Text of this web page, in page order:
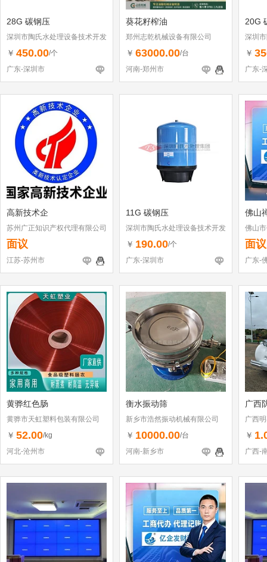
28G 碳钢压
深圳市陶氏水处理设备技术开发
有限公司
￥ 450.00/个
广东-深圳市
葵花籽榨油
郑州志乾机械设备有限公司
￥ 63000.00/台
河南-郑州市
20G
深圳
有限
￥
广东-
高新技术企
苏州广正知识产权代理有限公司
面议
江苏-苏州市
11G 碳钢压
深圳市陶氏水处理设备技术开发
有限公司
￥ 190.00/个
广东-深圳市
佛山
佛山
面议
广东-
黄骅红色肠
黄骅市天虹塑料包装有限公司
￥ 52.00/kg
河北-沧州市
衡水振动筛
新乡市浩然振动机械有限公司
￥ 10000.00/台
河南-新乡市
广西
广西
￥
广西-